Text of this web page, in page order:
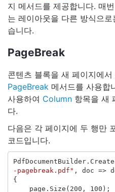
지 메서드를 제공합니다. 매
는 레이아웃을 다른 방식으
습니다.
PageBreak
콘텐츠 블록을 새 페이지에
PageBreak 메서드를 사용합
사용하여 Column 항목을 새
다.
다음은 각 페이지에 두 행만
코드입니다.
PdfDocumentBuilder. Create
-pagebreak.pdf" , doc =>
{
page . Size ( 200 , 100 );